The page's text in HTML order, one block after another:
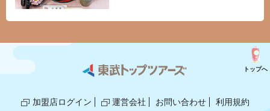
加盟店ログイン 運営会社 お問い合わせ 利用規約
トップへ